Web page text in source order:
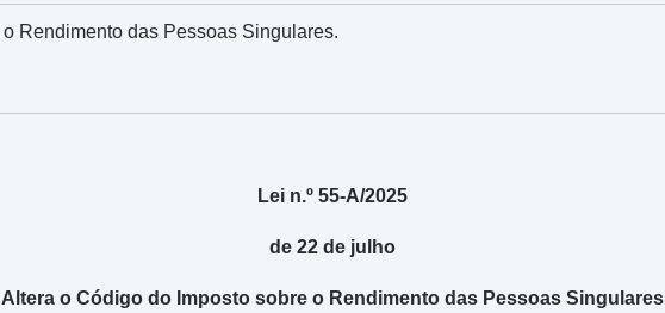
Rendimento das Pessoas Singulares.
Lei n.º 55-A/2025
de 22 de julho
Altera o Código do Imposto sobre o Rendimento das Pessoas Singulares